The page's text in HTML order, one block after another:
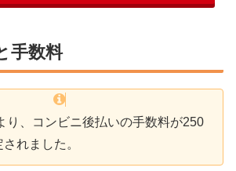
手数料
り、コンビニ後払いの手数料が250
れました。